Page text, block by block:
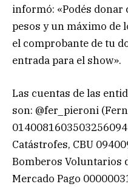
informó: «Podés
pesos y un máximo de
el comprobante de tu
entrada para el show».
Las cuentas de las
son: @fer_pieroni
Catástrofes, CBU
Bomberos Voluntarios
Mercado Pago